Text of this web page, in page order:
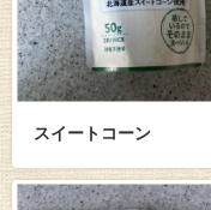
スイートコーン